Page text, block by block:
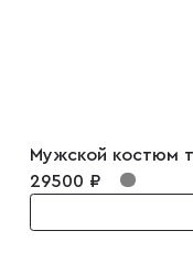
Галстуки
Бабочки
Мужской костюм
29500 ₽